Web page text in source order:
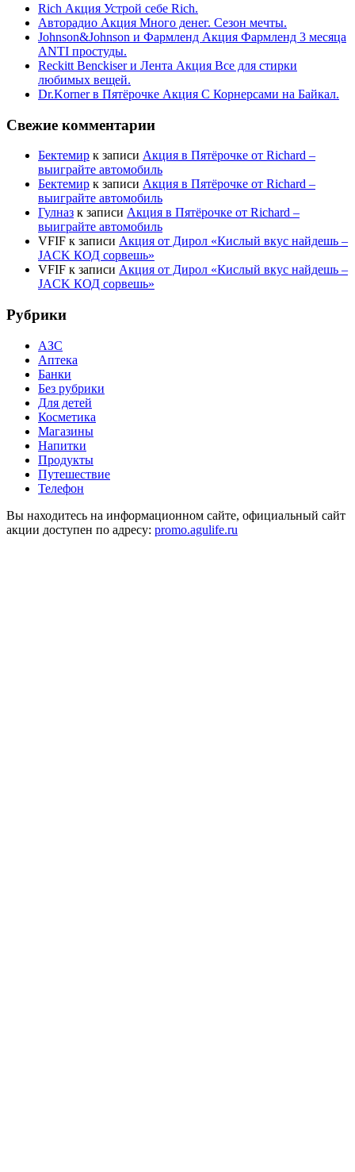
Rich Акция Устрой себе Rich.
Авторадио Акция Много денег. Сезон мечты.
Johnson&Johnson и Фармленд Акция Фармленд 3 месяца
ANTI простуды.
Reckitt Benckiser и Лента Акция Все для стирки
любимых вещей.
Dr.Korner в Пятёрочке Акция С Корнерсами на Байкал.
Свежие комментарии
Бектемир к записи Акция в Пятёрочке от Richard –
выиграйте автомобиль
Бектемир к записи Акция в Пятёрочке от Richard –
выиграйте автомобиль
Гулназ к записи Акция в Пятёрочке от Richard –
выиграйте автомобиль
VFIF к записи Акция от Дирол «Кислый вкус найдешь –
JACK КОД сорвешь»
VFIF к записи Акция от Дирол «Кислый вкус найдешь –
JACK КОД сорвешь»
Рубрики
АЗС
Аптека
Банки
Без рубрики
Для детей
Косметика
Магазины
Напитки
Продукты
Путешествие
Телефон
Вы находитесь на информационном сайте, официальный сайт
акции доступен по адресу: promo.agulife.ru